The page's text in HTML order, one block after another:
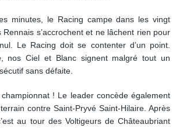
minutes, le Racing campe dans les vingt
s’accrochent et ne lâchent rien pour
Le Racing doit se contenter d’un point.
nos Ciel et Blanc signent malgré tout un
sans défaite.
! Le leader concède également
contre Saint-Pryvé Saint-Hilaire. Après
au tour des Voltigeurs de Châteaubriant